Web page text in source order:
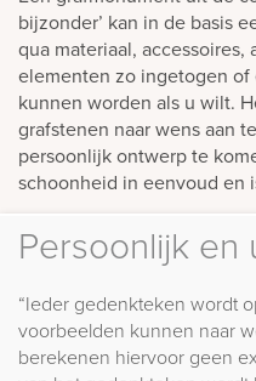
bijzonder’ kan in de basis
qua materiaal,
elementen zo ingetogen of
kunnen worden als u wilt.
grafstenen naar wens aan
persoonlijk ontwerp te
schoonheid in eenvoud en
Persoonlijk
“Ieder gedenkteken wordt
voorbeelden kunnen naar
berekenen hiervoor geen